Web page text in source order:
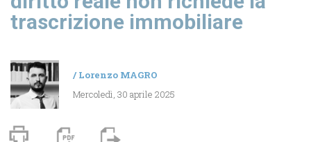
trascrizione immobiliare
/Lorenzo MAGRO
Mercoledì, 30 aprile 2025